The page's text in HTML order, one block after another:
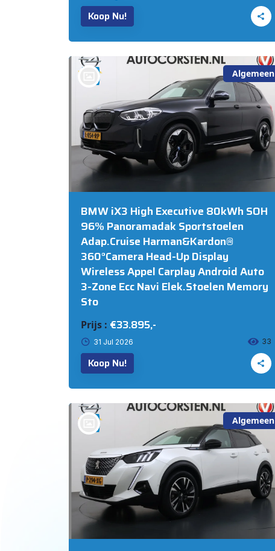
Koop Nu!
Algemeen
BMW iX3 High Executive 80kWh SOH
96% Panoramadak Sportstoelen
Adap.Cruise Harman&Kardon®
360°Camera Head-Up Display
Wireless Appel Carplay Android Auto
3-Zone Ecc Navi Elek.Stoelen Memory
Sto
Prijs : €33.895,-
31 Jul 2026 33
Koop Nu!
Algemeen